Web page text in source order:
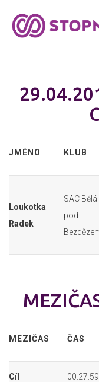
JMÉNO KLUB
Loukotka
Radek
SAC Bělá
pod
MEZIČAS ČAS
Cíl